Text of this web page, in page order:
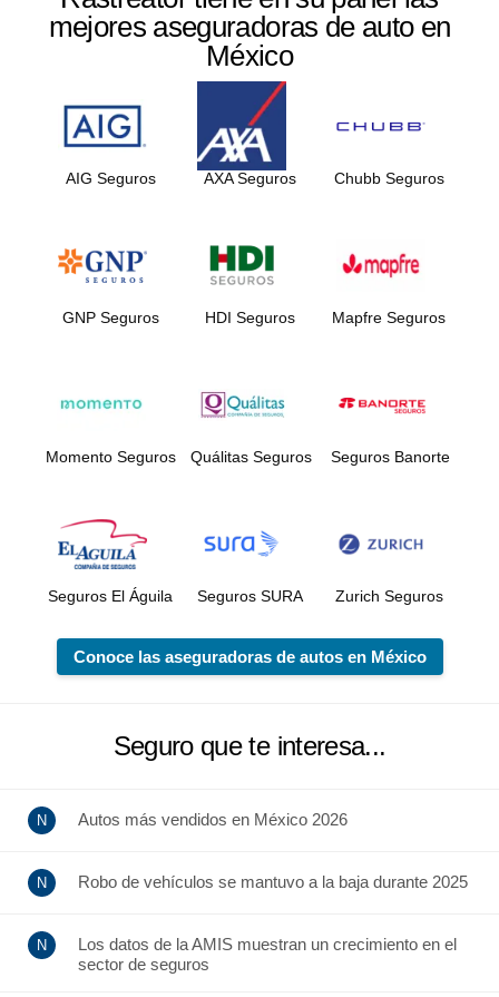
mejores aseguradoras de auto en
México
AIG Seguros AXA Seguros Chubb Seguros
GNP Seguros HDI Seguros Mapfre Seguros
Momento Seguros Quálitas Seguros Seguros Banorte
Seguros El Águila Seguros SURA Zurich Seguros
Conoce las aseguradoras de autos en México
Seguro que te interesa...
Autos más vendidos en México 2026
Robo de vehículos se mantuvo a la baja durante 2025
Los datos de la AMIS muestran un crecimiento en el
sector de seguros